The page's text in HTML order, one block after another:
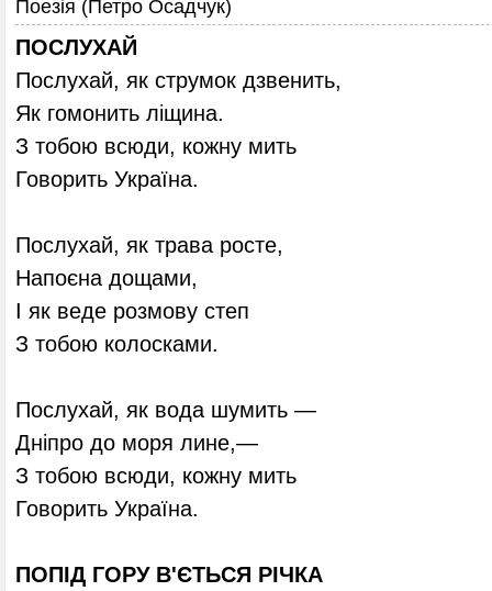
Поезія (Петро Осадчук)
ПОСЛУХАЙ
Послухай, як струмок дзвенить,
Як гомонить ліщина.
З тобою всюди, кожну мить
Говорить Україна.
Послухай, як трава росте,
Напоєна дощами,
І як веде розмову степ
З тобою колосками.
Послухай, як вода шумить —
Дніпро до моря лине,—
З тобою всюди, кожну мить
Говорить Україна.
ПОПІД ГОРУ В'ЄТЬСЯ РІЧКА